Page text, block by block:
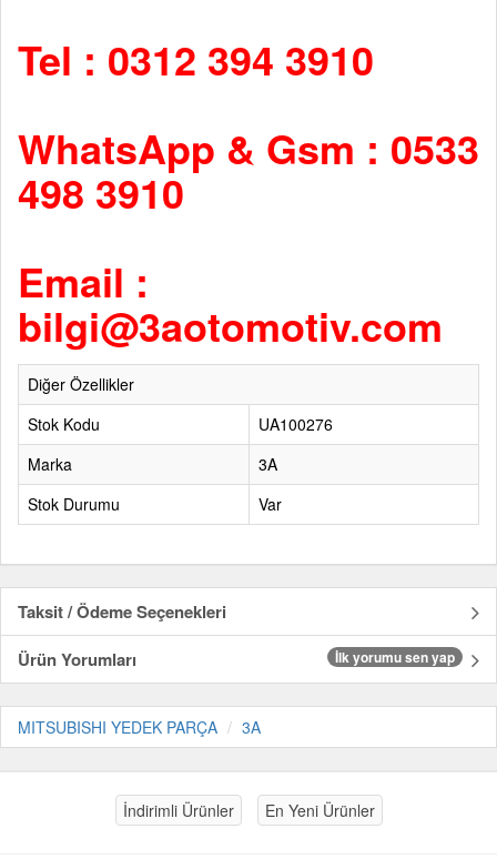
Tel : 0312 394 3910
WhatsApp & Gsm : 0533
498 3910
Email :
bilgi@3aotomotiv.com
Diğer Özellikler
Stok Kodu
UA100276
Marka
3A
Stok Durumu
Var
Taksit / Ödeme Seçenekleri
Ürün Yorumları
İlk yorumu sen yap
MITSUBISHI YEDEK PARÇA 3A
İndirimli Ürünler En Yeni Ürünler